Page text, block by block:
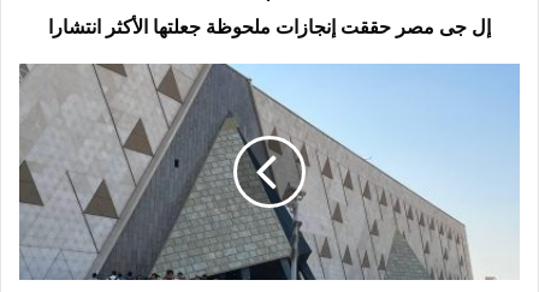
إل جى مصر حققت إنجازات ملحوظة جعلتها الأكثر انتشارا
إنفوجراف